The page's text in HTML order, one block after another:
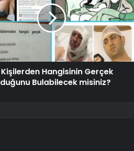
Kişilerden Hangisinin Gerçek
Bulabilecek misiniz?